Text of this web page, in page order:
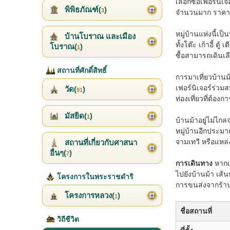
จำนวนมาก ราค
หมู่บ้านแห่งนี้เป็น
ทั้งโต๊ะ เก้าอี้ ตู้
ซื้อสามารถเดินเ
การมาเที่ยวบ้า
เฟอร์นิเจอร์ร่วม
ท่องเที่ยวที่ต้องก
บ้านม้าอยู่ไม่ไกล
หมู่บ้านอีกประมา
จามเทวี หรือแห
การเดินทางหาก
ไปยังบ้านม้า เส้
การขนส่งจากร้
ชื่อสถานที่
พิพิธภัณฑ์(3)
บ้านโบราณ และเมือง
โบราณ(1)
สถานที่ศักดิ์สิทธิ์
วัด(91)
มัสยิด(1)
สถานที่เกี่ยวกับศาสนา
อื่นๆ(7)
โครงการในพระราชดำริ
โครงการหลวง(1)
วิถีชีวิต